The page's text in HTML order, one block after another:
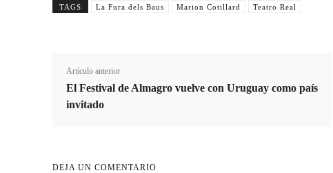
TAGS La Fura dels Baus Marion Cotillard Teatro Real
Artículo anterior
El Festival de Almagro vuelve con Uruguay como país
invitado
DEJA UN COMENTARIO